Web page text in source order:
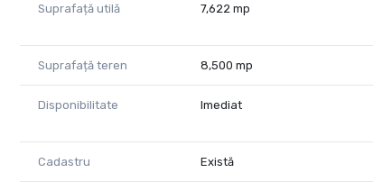
Suprafață utilă 7,622 mp
Suprafață teren 8,500 mp
Disponibilitate Imediat
Cadastru Există